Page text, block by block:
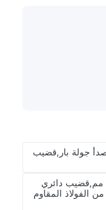
بار,قضيب
المقاوم للصدأ 12 مم,قضيب دائري
من الفولاذ المقاوم